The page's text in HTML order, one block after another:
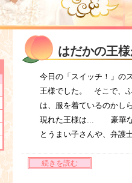
はだかの王
今日の「スイッチ！」の
王様でした。 そこで、
は、服を着ているのか
現れた王様は... 豪華な
とうまい子さんや、弁護
続きを読む